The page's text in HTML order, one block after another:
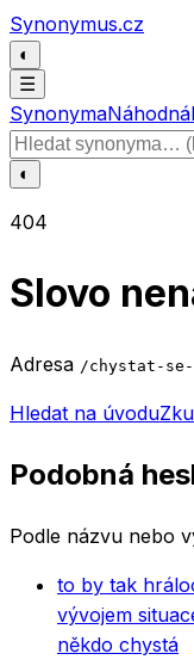
Přeskočit na obsah
Synonymus.cz
◐
☰
SynonymaNáhodná
Hledat slovo
◐
404
Slovo
Adresa /chystat-se-
Hledat na úvodu
Podobná
Podle názvu nebo
to by tak hrálo
vývojem
někdo chystá